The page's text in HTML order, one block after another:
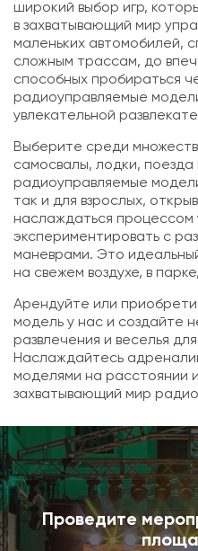
широкий выбор игр,
в захватывающий мир
маленьких автомобилей,
сложным трассам, до
способных пробираться
радиоуправляемые
увлекательной
Выберите среди
самосвалы, лодки,
радиоуправляемые
так и для взрослых,
наслаждаться процессом
экспериментировать с
маневрами. Это
на свежем воздухе, в
Арендуйте или
модель у нас и создайте
развлечения и веселья
Наслаждайтесь
моделями на расстоянии и
захватывающий мир
Проведите